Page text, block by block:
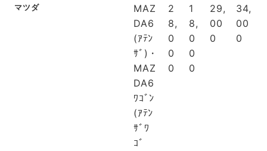
マツダ
MAZ
DA6
(ｱﾃﾝ
ｻﾞ)・
MAZ
DA6
ﾜｺﾞﾝ
(ｱﾃﾝ
ｻﾞﾜ
ｺﾞ
2
8,
0
0
0
1
8,
0
0
0
29,
00
0
34,
00
0